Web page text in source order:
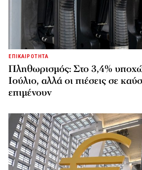
ΕΠΙΚΑΙΡΟΤΗΤΑ
Πληθωρισμός: Στο 3,4%
Ιούλιο, αλλά οι πιέσεις σε
επιμένουν